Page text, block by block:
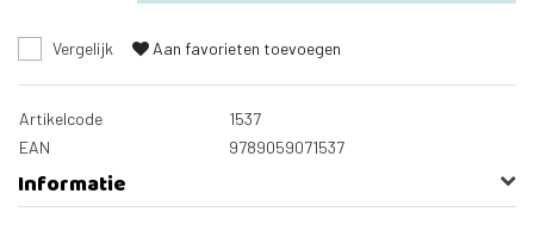
Vergelijk Aan favorieten toevoegen
Artikelcode
1537
EAN
9789059071537
Informatie